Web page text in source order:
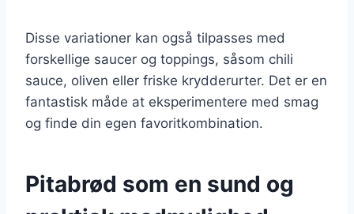
Disse variationer kan også tilpasses med
forskellige saucer og toppings, såsom chili
sauce, oliven eller friske krydderurter. Det er en
fantastisk måde at eksperimentere med smag
og finde din egen favoritkombination.
Pitabrød som en sund og